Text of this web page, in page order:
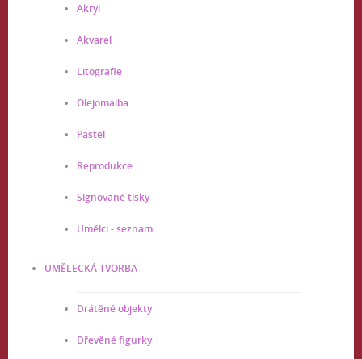
Akryl
Akvarel
Litografie
Olejomalba
Pastel
Reprodukce
Signované tisky
Umělci - seznam
UMĚLECKÁ TVORBA
Drátěné objekty
Dřevěné figurky